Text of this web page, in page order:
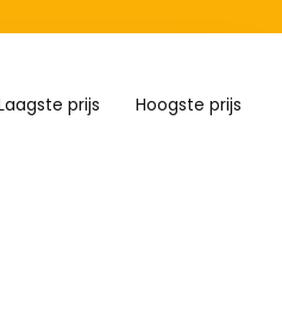
prijs Hoogste prijs